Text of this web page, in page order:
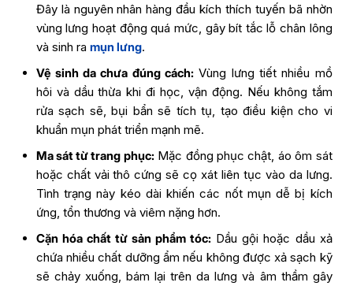
Đây là nguyên nhân hàng đầu kích thích tuyến bã nhờn
vùng lưng hoạt động quá mức, gây bít tắc lỗ chân lông
và sinh ra mụn lưng.
Vệ sinh da chưa đúng cách:Vùng lưng tiết nhiều mồ
hôi và dầu thừa khi đi học, vận động. Nếu không tắm
rửa sạch sẽ, bụi bẩn sẽ tích tụ, tạo điều kiện cho vi
khuẩn mụn phát triển mạnh mẽ.
Ma sát từ trang phục:Mặc đồng phục chật, áo ôm sát
hoặc chất vải thô cứng sẽ cọ xát liên tục vào da lưng.
Tình trạng này kéo dài khiến các nốt mụn dễ bị kích
ứng, tổn thương và viêm nặng hơn.
Cặn hóa chất từ sản phẩm tóc:Dầu gội hoặc dầu xả
chứa nhiều chất dưỡng ẩm nếu không được xả sạch kỹ
sẽ chảy xuống, bám lại trên da lưng và âm thầm gây